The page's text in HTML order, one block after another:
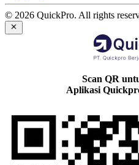
© 2026 QuickPro. All rights
Scan QR
Aplikasi